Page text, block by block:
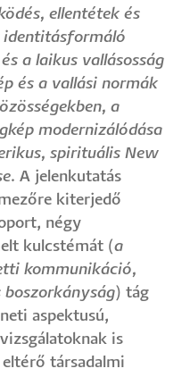
ellentétek és
identitásformáló
a laikus vallásosság
és a vallási normák
a
modernizálódása
spirituális New
A jelenkutatás
kiterjedő
négy
kulcstémát (a
kommunikáció,
) tág
aspektusú,
is
társadalmi